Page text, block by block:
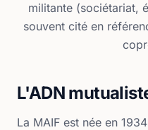
militante (sociétariat,
souvent cité en
L'ADN
La MAIF est née en